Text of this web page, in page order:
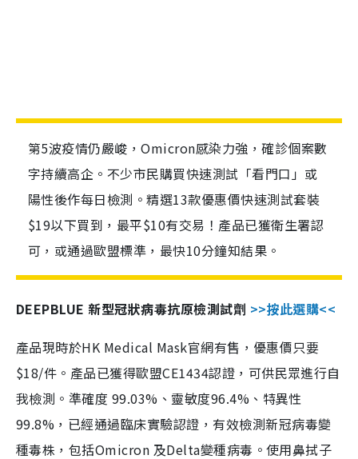
第5波疫情仍嚴峻，Omicron感染力強，確診個案數
字持續高企。不少市民購買快速測試「看門口」或
陽性後作每日檢測。精選13款優惠價快速測試套裝
$19以下買到，最平$10有交易！產品已獲衛生署認
可，或通過歐盟標準，最快10分鐘知結果。
DEEPBLUE 新型冠狀病毒抗原檢測試劑 >>按此選購<<
產品現時於HK Medical Mask官網有售，優惠價只要
$18/件。產品已獲得歐盟CE1434認證，可供民眾進行自
我檢測。準確度 99.03%、靈敏度96.4%、特異性
99.8%，已經通過臨床實驗認證，有效檢測新冠病毒變
種毒株，包括Omicron 及Delta變種病毒。使用鼻拭子